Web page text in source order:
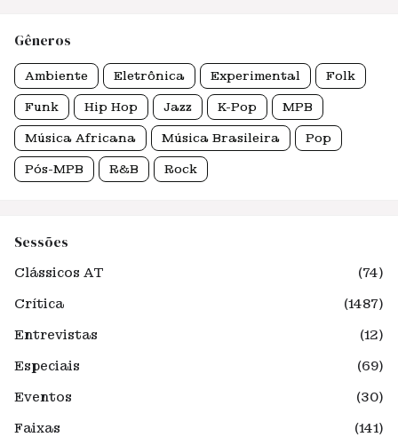
Gêneros
Ambiente Eletrônica Experimental Folk
Funk Hip Hop Jazz K-Pop MPB
Música Africana Música Brasileira Pop
Pós-MPB R&B Rock
Sessões
Clássicos AT
(74)
Crítica
(1487)
Entrevistas
(12)
Especiais
(69)
Eventos
(30)
Faixas
(141)